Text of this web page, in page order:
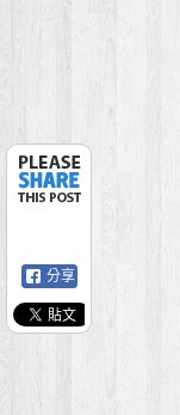
分享